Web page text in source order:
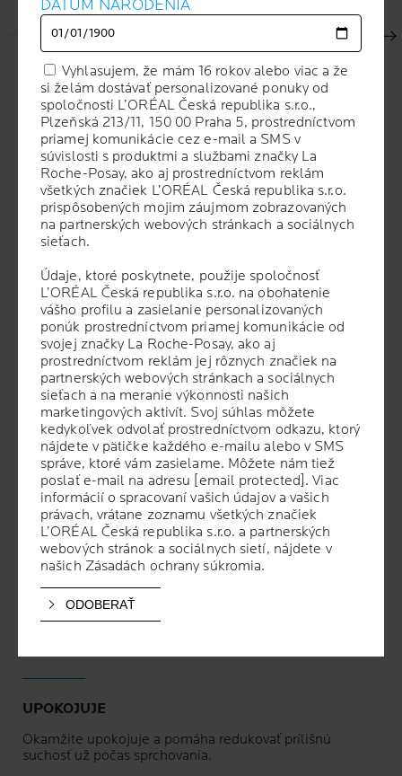
Ďalší panel
OBJEM Volume
400 ml
ODPORÚČANÉ
DERMATOLÓGMI
Krémový sprchový gél pre novorodencov,
dojčatá, deti a dospelých s pokožkou so
sklonom k atopickému ekzému.
Vhodný na citlivú pokožku s nepríjemnými
pocitmi svrbenia.
Vhodný na vlasovú pokožku bábätiek s mliečnou
chrastou.
UPOKOJUJE
Okamžite upokojuje a pomáha redukovať prílišnú
suchosť už počas sprchovania.
DÁTUM NARODENIA
Vyhlasujem, že mám 16 rokov alebo viac a že
si želám dostávať personalizované ponuky od
spoločnosti L’ORÉAL Česká republika s.r.o.,
Plzeňská 213/11, 150 00 Praha 5, prostredníctvom
priamej komunikácie cez e-mail a SMS v
súvislosti s produktmi a službami značky La
Roche-Posay, ako aj prostredníctvom reklám
všetkých značiek L’ORÉAL Česká republika s.r.o.
prispôsobených mojim záujmom zobrazovaných
na partnerských webových stránkach a sociálnych
sieťach.
Údaje, ktoré poskytnete, použije spoločnosť
L’ORÉAL Česká republika s.r.o. na obohatenie
vášho profilu a zasielanie personalizovaných
ponúk prostredníctvom priamej komunikácie od
svojej značky La Roche-Posay, ako aj
prostredníctvom reklám jej rôznych značiek na
partnerských webových stránkach a sociálnych
sieťach a na meranie výkonnosti našich
marketingových aktivít. Svoj súhlas môžete
kedykoľvek odvolať prostredníctvom odkazu, ktorý
nájdete v pätičke každého e-mailu alebo v SMS
správe, ktoré vám zasielame. Môžete nám tiež
poslať e-mail na adresu [email protected] . Viac
informácií o spracovaní vašich údajov a vašich
právach, vrátane zoznamu všetkých značiek
L’ORÉAL Česká republika s.r.o. a partnerských
webových stránok a sociálnych sietí, nájdete v
našich Zásadách ochrany súkromia.
DÁTUM NARODENIA
Vyhlasujem, že mám 16 rokov alebo viac a že
si želám dostávať personalizované ponuky od
spoločnosti L’ORÉAL Česká republika s.r.o.,
Plzeňská 213/11, 150 00 Praha 5, prostredníctvom
priamej komunikácie cez e-mail a SMS v
súvislosti s produktmi a službami značky La
Roche-Posay, ako aj prostredníctvom reklám
všetkých značiek L’ORÉAL Česká republika s.r.o.
prispôsobených mojim záujmom zobrazovaných
na partnerských webových stránkach a sociálnych
sieťach.
Údaje, ktoré poskytnete, použije spoločnosť
L’ORÉAL Česká republika s.r.o. na obohatenie
vášho profilu a zasielanie personalizovaných
ponúk prostredníctvom priamej komunikácie od
svojej značky La Roche-Posay, ako aj
prostredníctvom reklám jej rôznych značiek na
partnerských webových stránkach a sociálnych
sieťach a na meranie výkonnosti našich
marketingových aktivít. Svoj súhlas môžete
kedykoľvek odvolať prostredníctvom odkazu, ktorý
nájdete v pätičke každého e-mailu alebo v SMS
správe, ktoré vám zasielame. Môžete nám tiež
poslať e-mail na adresu [email protected] . Viac
informácií o spracovaní vašich údajov a vašich
právach, vrátane zoznamu všetkých značiek
L’ORÉAL Česká republika s.r.o. a partnerských
webových stránok a sociálnych sietí, nájdete v
našich Zásadách ochrany súkromia.